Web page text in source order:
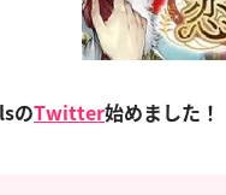
のTwitter始めました！